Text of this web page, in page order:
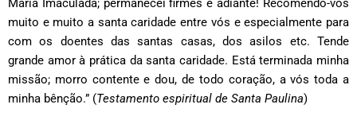
muito e muito a santa caridade entre vós e especialmente para
com os doentes das santas casas, dos asilos etc. Tende
grande amor à prática da santa caridade. Está terminada minha
missão; morro contente e dou, de todo coração, a vós toda a
minha bênção.” (Testamento espiritual de Santa Paulina)